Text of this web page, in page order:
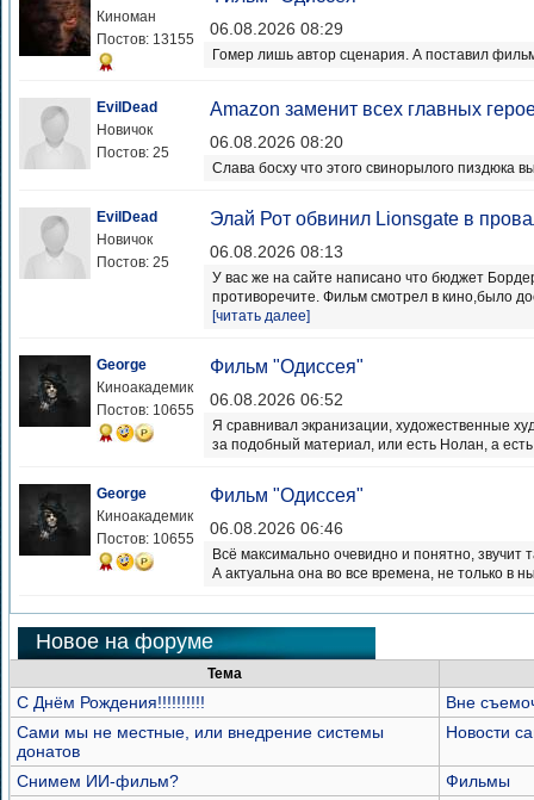
Киноман
Постов: 13155
06.08.2026 08:29
Гомер лишь автор сценария. А поставил
EvilDead
Новичок
Постов: 25
Amazon заменит всех главных
06.08.2026 08:20
Слава босху что этого свинорылого пиздюка
EvilDead
Новичок
Постов: 25
Элай Рот обвинил Lionsgate в
06.08.2026 08:13
У вас же на сайте написано что бюджет
противоречите. Фильм смотрел в кино,было
[читать далее]
George
Киноакадемик
Постов: 10655
Фильм "Одиссея"
06.08.2026 06:52
Я сравнивал экранизации, художественные
за подобный материал, или есть Нолан, а
George
Киноакадемик
Постов: 10655
Фильм "Одиссея"
06.08.2026 06:46
Всё максимально очевидно и понятно, звучит
А актуальна она во все времена, не только в
Новое на форуме
Тема
С Днём Рождения!!!!!!!!!!
Вне
Сами мы не местные, или внедрение системы
донатов
Новости
Снимем ИИ-фильм?
Фильмы